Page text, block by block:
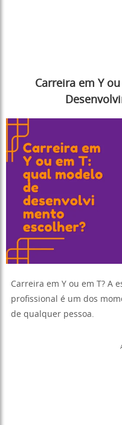
Carreira em Y
Carreira em Y ou em T? A
profissional é um dos
de qualquer pessoa.